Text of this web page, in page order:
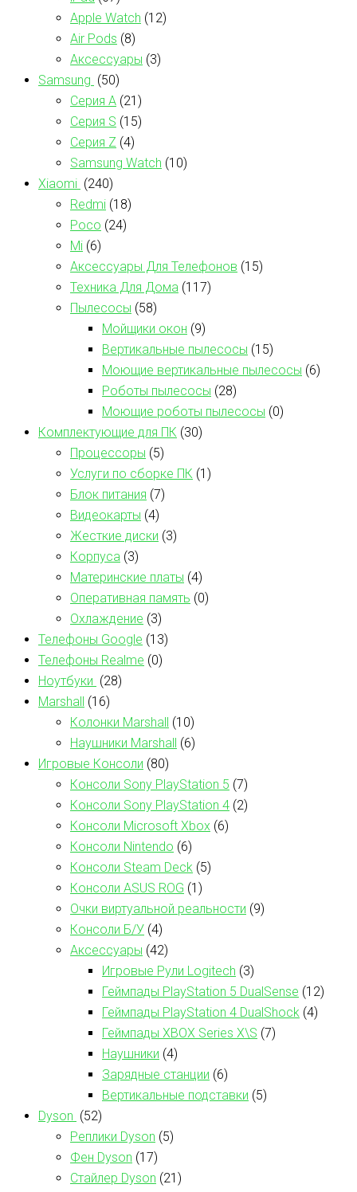
Apple Watch (12)
Air Pods (8)
Аксессуары (3)
Samsung (50)
Серия А (21)
Серия S (15)
Серия Z (4)
Samsung Watch (10)
Xiaomi (240)
Redmi (18)
Poco (24)
Mi (6)
Аксессуары Для Телефонов (15)
Техника Для Дома (117)
Пылесосы (58)
Мойщики окон (9)
Вертикальные пылесосы (15)
Моющие вертикальные пылесосы (6)
Роботы пылесосы (28)
Моющие роботы пылесосы (0)
Комплектующие для ПК (30)
Процессоры (5)
Услуги по сборке ПК (1)
Блок питания (7)
Видеокарты (4)
Жесткие диски (3)
Корпуса (3)
Материнские платы (4)
Оперативная память (0)
Охлаждение (3)
Телефоны Google (13)
Телефоны Realme (0)
Ноутбуки (28)
Marshall (16)
Колонки Marshall (10)
Наушники Marshall (6)
Игровые Консоли (80)
Консоли Sony PlayStation 5 (7)
Консоли Sony PlayStation 4 (2)
Консоли Microsoft Xbox (6)
Консоли Nintendo (6)
Консоли Steam Deck (5)
Консоли ASUS ROG (1)
Очки виртуальной реальности (9)
Консоли Б/У (4)
Аксессуары (42)
Игровые Рули Logitech (3)
Геймпады PlayStation 5 DualSense (12)
Геймпады PlayStation 4 DualShock (4)
Геймпады XBOX Series X\S (7)
Наушники (4)
Зарядные станции (6)
Вертикальные подставки (5)
Dyson (52)
Реплики Dyson (5)
Фен Dyson (17)
Стайлер Dyson (21)